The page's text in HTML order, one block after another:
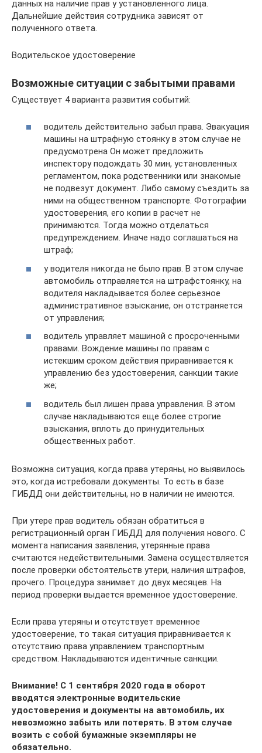
данных на наличие прав у установленного лица.
Дальнейшие действия сотрудника зависят от
полученного ответа.
Водительское удостоверение
Возможные ситуации с забытыми правами
Существует 4 варианта развития событий:
водитель действительно забыл права. Эвакуация
машины на штрафную стоянку в этом случае не
предусмотрена Он может предложить
инспектору подождать 30 мин, установленных
регламентом, пока родственники или знакомые
не подвезут документ. Либо самому съездить за
ними на общественном транспорте. Фотографии
удостоверения, его копии в расчет не
принимаются. Тогда можно отделаться
предупреждением. Иначе надо соглашаться на
штраф;
у водителя никогда не было прав. В этом случае
автомобиль отправляется на штрафстоянку, на
водителя накладывается более серьезное
административное взыскание, он отстраняется
от управления;
водитель управляет машиной с просроченными
правами. Вождение машины по правам с
истекшим сроком действия приравнивается к
управлению без удостоверения, санкции такие
же;
водитель был лишен права управления. В этом
случае накладываются еще более строгие
взыскания, вплоть до принудительных
общественных работ.
Возможна ситуация, когда права утеряны, но выявилось
это, когда истребовали документы. То есть в базе
ГИБДД они действительны, но в наличии не имеются.
При утере прав водитель обязан обратиться в
регистрационный орган ГИБДД для получения нового. С
момента написания заявления, утерянные права
считаются недействительными. Замена осуществляется
после проверки обстоятельств утери, наличия штрафов,
прочего. Процедура занимает до двух месяцев. На
период проверки выдается временное удостоверение.
Если права утеряны и отсутствует временное
удостоверение, то такая ситуация приравнивается к
отсутствию права управлением транспортным
средством. Накладываются идентичные санкции.
Внимание! С 1 сентября 2020 года в оборот
вводятся электронные водительские
удостоверения и документы на автомобиль, их
невозможно забыть или потерять. В этом случае
возить с собой бумажные экземпляры не
обязательно.